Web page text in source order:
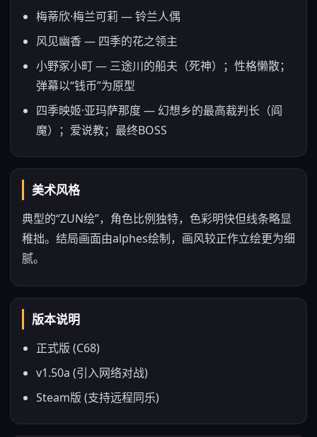
梅蒂欣·梅兰可莉 — 铃兰人偶
风见幽香 — 四季的花之领主
小野冢小町 — 三途川的船夫（死神）；性格懒散；
弹幕以“钱币”为原型
四季映姬·亚玛萨那度 — 幻想乡的最高裁判长（阎
魔）；爱说教；最终BOSS
美术风格
典型的“ZUN绘”，角色比例独特，色彩明快但线条略显
稚拙。结局画面由alphes绘制，画风较正作立绘更为细
腻。
版本说明
正式版 (C68)
v1.50a (引入网络对战)
Steam版 (支持远程同乐)